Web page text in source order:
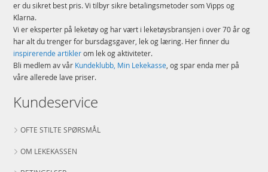
er du sikret best pris. Vi tilbyr sikre betalingsmetoder som Vipps og
Klarna.
Vi er eksperter på leketøy og har vært i leketøysbransjen i over 70 år og
har alt du trenger for bursdagsgaver, lek og læring. Her finner du
inspirerende artiklerom lek og aktiviteter.
Bli medlem av vår Kundeklubb, Min Lekekasse, og spar enda mer på
våre allerede lave priser.
Kundeservice
OFTE STILTE SPØRSMÅL
OM LEKEKASSEN